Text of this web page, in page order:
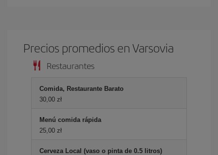
Precios promedios en Varsovia
Restaurantes
Comida, Restaurante Barato
30,00 zł
Menú comida rápida
25,00 zł
Cerveza Local (vaso o pinta de 0.5 litros)